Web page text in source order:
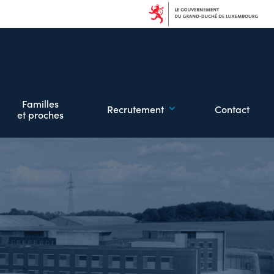
Familles
et proches
Recrutement Contact